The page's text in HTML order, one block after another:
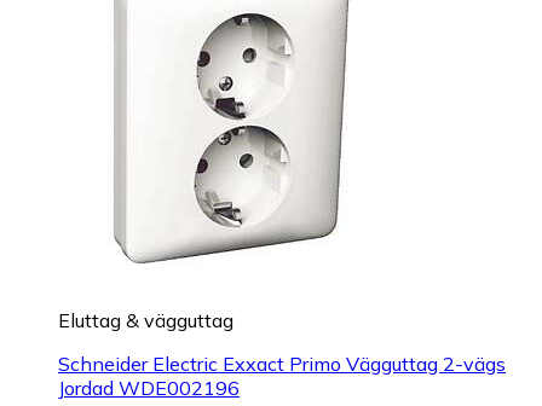
Eluttag & vägguttag
Schneider Electric Exxact Primo Vägguttag 2-vägs
Jordad WDE002196